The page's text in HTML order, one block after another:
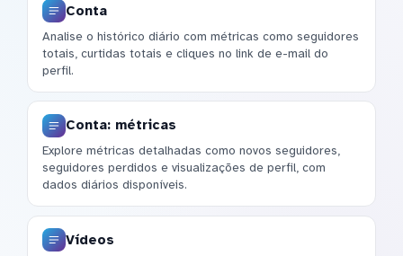
Conta
Analise o histórico diário com métricas como seguidores
totais, curtidas totais e cliques no link de e-mail do
perfil.
Conta: métricas
Explore métricas detalhadas como novos seguidores,
seguidores perdidos e visualizações de perfil, com
dados diários disponíveis.
Vídeos